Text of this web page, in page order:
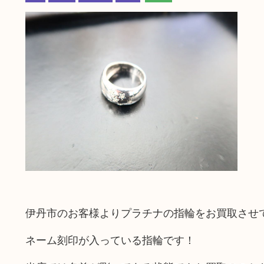
伊丹市のお客様よりプラチナの指輪をお買取させ
ネーム刻印が入っている指輪です！